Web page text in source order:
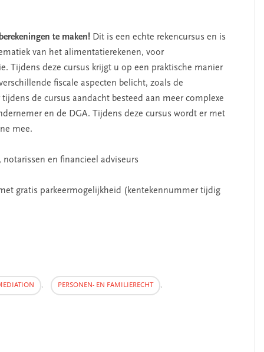
te maken! Dit is een echte rekencursus en is
van het alimentatierekenen, voor
Tijdens deze cursus krijgt u op een praktische manier
fiscale aspecten belicht, zoals de
de cursus aandacht besteed aan meer complexe
en de DGA. Tijdens deze cursus wordt er met
mee.
en financieel adviseurs
gratis parkeermogelijkheid (kentekennummer tijdig
, PERSONEN- EN FAMILIERECHT ,